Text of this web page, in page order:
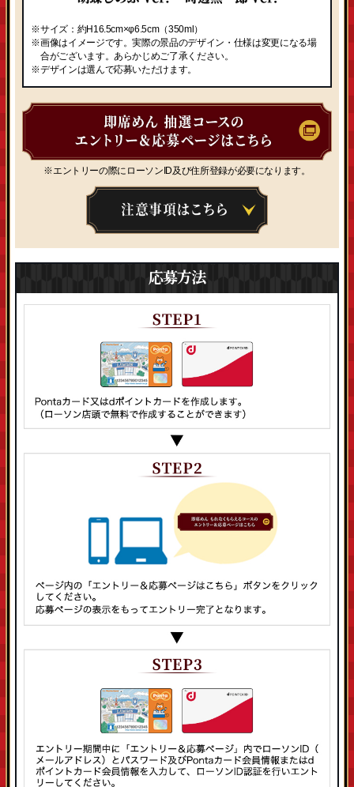
※サイズ：約H16.5cm×φ6.5cm（350ml）
※画像はイメージです。実際の景品のデザイン・仕様は変更になる場
合がございます。あらかじめご了承ください。
※デザインは選んで応募いただけます。
※エントリーの際にローソンID及び住所登録が必要になります。
応募方法